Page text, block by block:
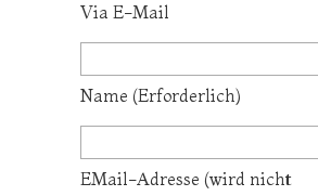
Via E-Mail
Name (erforderlich)
EMail-Adresse (wird nicht